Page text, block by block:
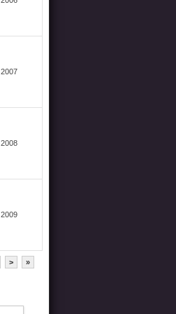
2007
2008
2009
> »